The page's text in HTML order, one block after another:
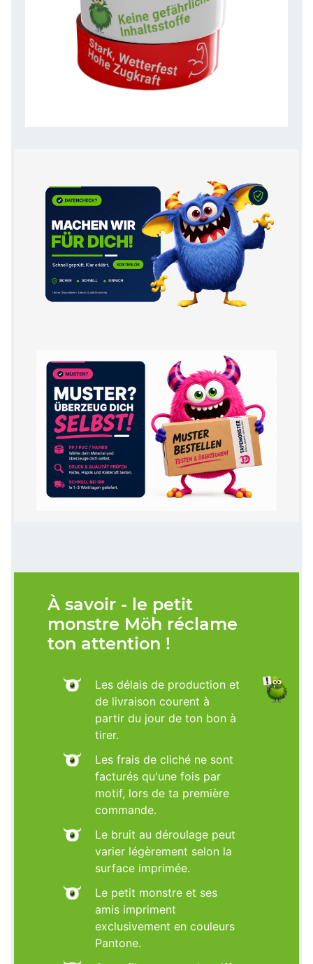
À savoir - le petit
monstre Möh réclame
ton attention !
Les délais de production et
de livraison courent à
partir du jour de ton bon à
tirer.
Les frais de cliché ne sont
facturés qu'une fois par
motif, lors de ta première
commande.
Le bruit au déroulage peut
varier légèrement selon la
surface imprimée.
Le petit monstre et ses
amis impriment
exclusivement en couleurs
Pantone.